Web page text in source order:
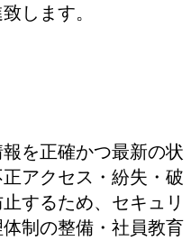
します。
を正確かつ最新の状
アクセス・紛失・破
するため、セキュリ
制の整備・社員教育